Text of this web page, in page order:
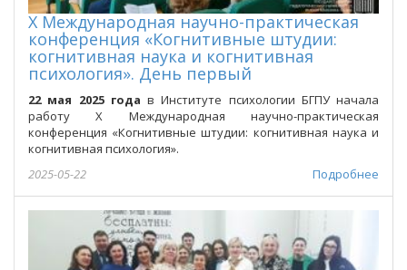
Х Международная научно-практическая
конференция «Когнитивные штудии:
когнитивная наука и когнитивная
психология». День первый
22 мая 2025 года в Институте психологии БГПУ начала
работу Х Международная научно-практическая
конференция «Когнитивные штудии: когнитивная наука и
когнитивная психология».
Подробнее
2025-05-22